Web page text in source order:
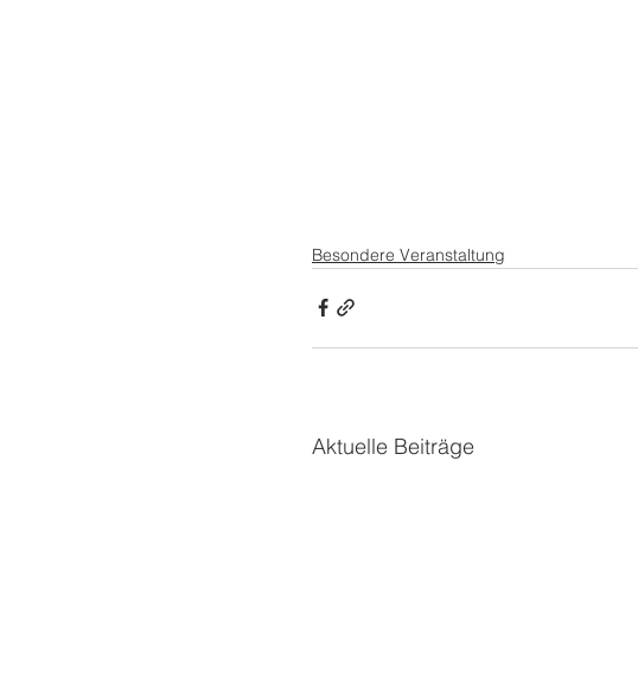
Besondere Veranstaltung
Aktuelle Beiträge